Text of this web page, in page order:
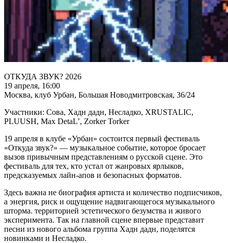
ОТКУДА ЗВУК? 2026
19 апреля, 16:00
Москва, клуб Урбан, Большая Новодмитровская, 36/24
Участники: Сова, Хадн дадн, Несладко, XRUSTALIC,
PLUUSH, Max DetaL’, Zorker Torker
19 апреля в клубе «Урбан» состоится первый фестиваль
«Откуда звук?» — музыкальное событие, которое бросает
вызов привычным представлениям о русской сцене. Это
фестиваль для тех, кто устал от жанровых ярлыков,
предсказуемых лайн-апов и безопасных форматов.
Здесь важна не биография артиста и количество подписчиков,
а энергия, риск и ощущение надвигающегося музыкального
шторма. территорией эстетического безумства и живого
эксперимента. Так на главной сцене впервые представит
песни из нового альбома группа Хадн дадн, поделятся
новинками и Несладко.